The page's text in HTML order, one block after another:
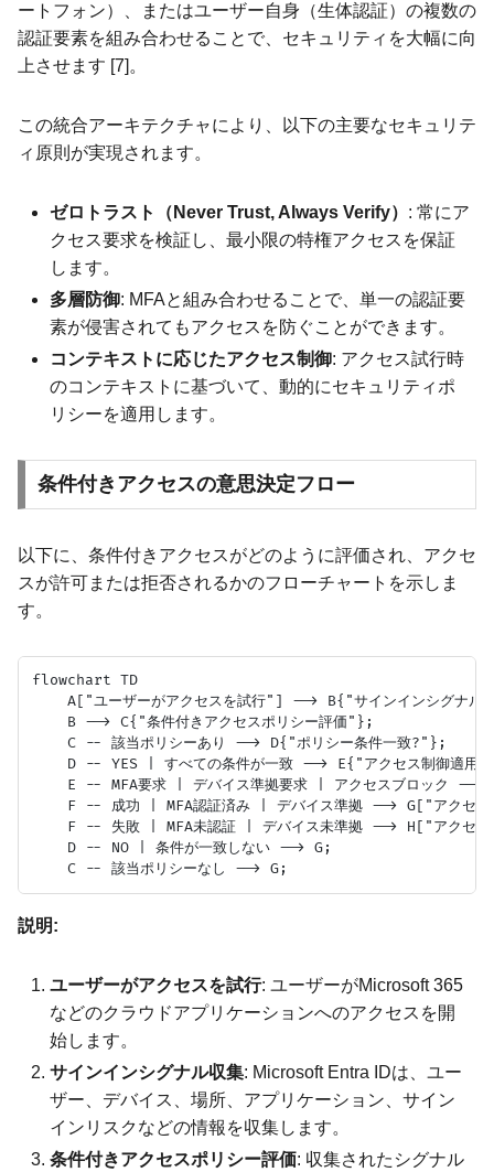
ートフォン）、またはユーザー自身（生体認証）の複数の
認証要素を組み合わせることで、セキュリティを大幅に向
上させます [7]。
この統合アーキテクチャにより、以下の主要なセキュリテ
ィ原則が実現されます。
ゼロトラスト（Never Trust, Always Verify） : 常にア
クセス要求を検証し、最小限の特権アクセスを保証
します。
多層防御: MFAと組み合わせることで、単一の認証要
素が侵害されてもアクセスを防ぐことができます。
コンテキストに応じたアクセス制御: アクセス試行時
のコンテキストに基づいて、動的にセキュリティポ
リシーを適用します。
条件付きアクセスの意思決定フロー
以下に、条件付きアクセスがどのように評価され、アクセ
スが許可または拒否されるかのフローチャートを示しま
す。
flowchart TD
A["ユーザーがアクセスを試行"] --> B{"サインインシグナル
    B --> C{"条件付きアクセスポリシー評価"};
    C -- 該当ポリシーあり --> D{"ポリシー条件一致?"};
D -- YES | すべての条件が一致 --> E{"アクセス制御適用
E -- MFA要求 | デバイス準拠要求 | アクセスブロック -->
F -- 成功 | MFA認証済み | デバイス準拠 --> G["アクセ
F -- 失敗 | MFA未認証 | デバイス未準拠 --> H["アクセ
    D -- NO | 条件が一致しない --> G;
説明:
ユーザーがアクセスを試行: ユーザーがMicrosoft 365
などのクラウドアプリケーションへのアクセスを開
始します。
サインインシグナル収集: Microsoft Entra IDは、ユー
ザー、デバイス、場所、アプリケーション、サイン
インリスクなどの情報を収集します。
条件付きアクセスポリシー評価: 収集されたシグナル